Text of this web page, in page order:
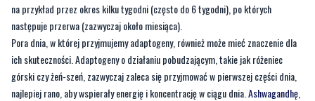
na przykład przez okres kilku tygodni (często do 6 tygodni), po których
następuje przerwa (zazwyczaj około miesiąca).
Pora dnia, w której przyjmujemy adaptogeny, również może mieć znaczenie dla
ich skuteczności. Adaptogeny o działaniu pobudzającym, takie jak różeniec
górski czy żeń-szeń, zazwyczaj zaleca się przyjmować w pierwszej części dnia,
najlepiej rano, aby wspierały energię i koncentrację w ciągu dnia. Ashwagandhę